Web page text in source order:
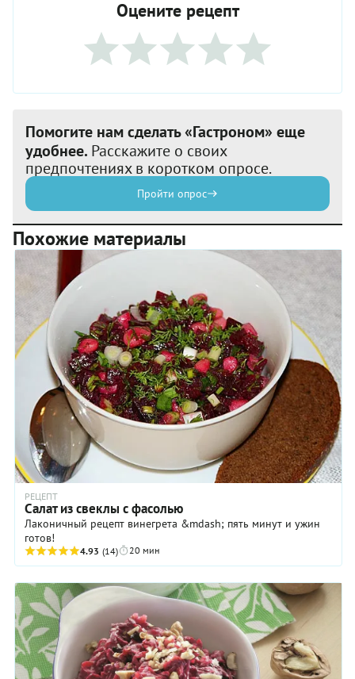
Оцените рецепт
Помогите нам сделать «Гастроном» еще
удобнее. Расскажите о своих
предпочтениях в коротком опросе.
Пройти опрос
Похожие материалы
РЕЦЕПТ
Салат из свеклы с фасолью
Лаконичный рецепт винегрета &mdash; пять минут и ужин
готов!
4.93 (14) 20 мин